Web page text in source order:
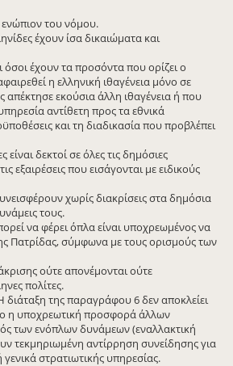
ενώπιον του νόμου.
έχουν ίσα δικαιώματα και
όσοι έχουν τα προσόντα που ορίζει ο
η ελληνική ιθαγένεια μόνο σε
εκούσια άλλη ιθαγένεια ή που
αντίθετη προς τα εθνικά
και τη διαδικασία που προβλέπει
δεκτοί σε όλες τις δημόσιες
εξαιρέσεις που εισάγονται με ειδικούς
χωρίς διακρίσεις στα δημόσια
τους.
να φέρει όπλα είναι υποχρεωμένος να
Πατρίδας, σύμφωνα με τους ορισμούς των
ούτε απονέμονται ούτε
πολίτες.
της παραγράφου 6 δεν αποκλείει
η υποχρεωτική προσφορά άλλων
των ενόπλων δυνάμεων (εναλλακτική
τεκμηριωμένη αντίρρηση συνείδησης για
στρατιωτικής υπηρεσίας.